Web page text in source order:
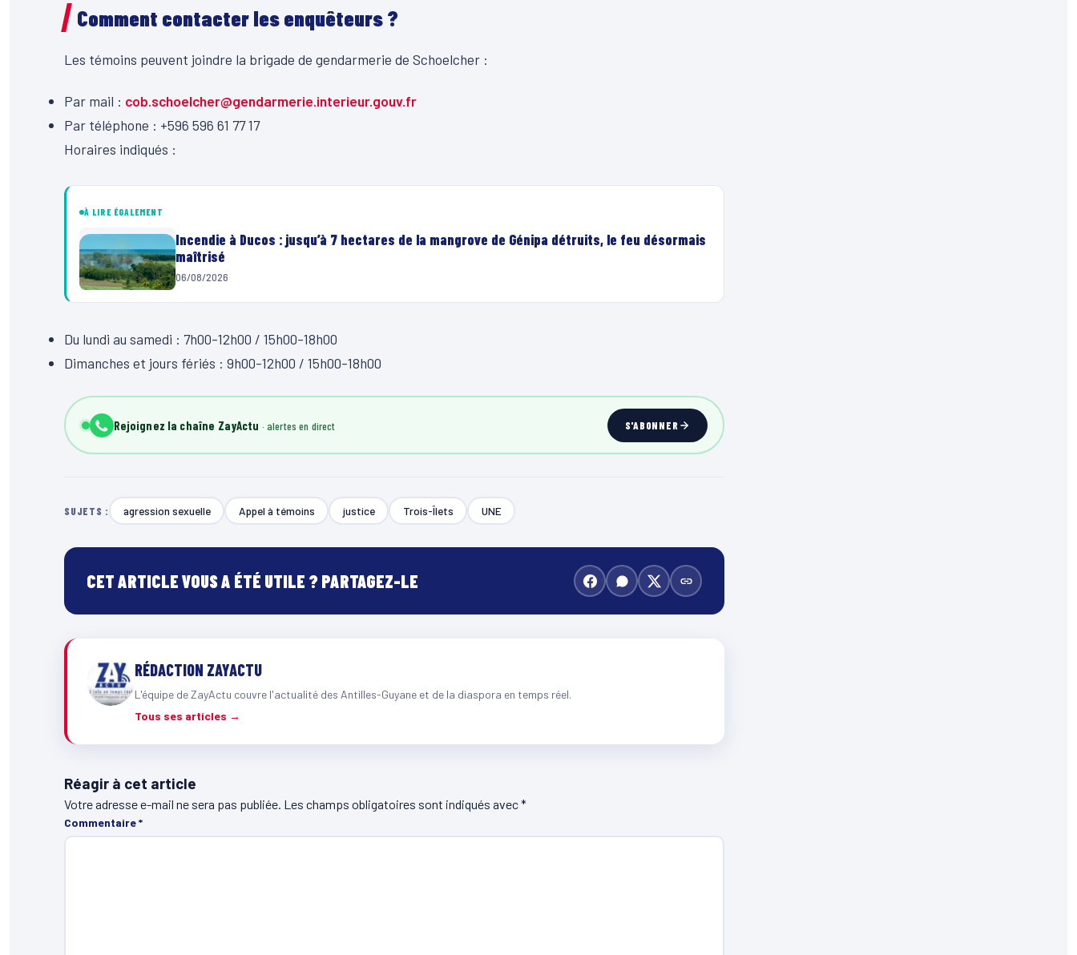
Comment contacter les enquêteurs ?
Les témoins peuvent joindre la brigade de gendarmerie de Schoelcher :
Par mail : cob.schoelcher@gendarmerie.interieur.gouv.fr
Par téléphone : +596 596 61 77 17
Horaires indiqués :
À LIRE ÉGALEMENT
Incendie à Ducos : jusqu’à 7 hectares de la mangrove de Génipa détruits, le feu désormais
maîtrisé
06/08/2026
Du lundi au samedi : 7h00-12h00 / 15h00-18h00
Dimanches et jours fériés : 9h00-12h00 / 15h00-18h00
Rejoignez la chaîne ZayActu S'ABONNER
SUJETS : agression sexuelle Appel à témoins justice Trois-Îlets UNE
CET ARTICLE VOUS A ÉTÉ UTILE ? PARTAGEZ-LE
RÉDACTION ZAYACTU
L'équipe de ZayActu couvre l'actualité des Antilles-Guyane et de la diaspora en temps réel.
Tous ses articles →
Réagir à cet article
Votre adresse e-mail ne sera pas publiée. Les champs obligatoires sont indiqués avec*
Commentaire*